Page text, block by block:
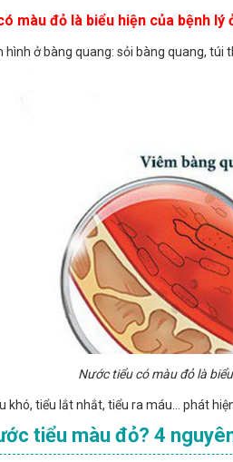
màu đỏ là biểu hiện của bệnh lý
hình ở bàng quang: sỏi bàng quang, túi
Nước tiểu có màu đỏ là
khó, tiểu lắt nhắt, tiểu ra máu... phát
tiểu màu đỏ? 4